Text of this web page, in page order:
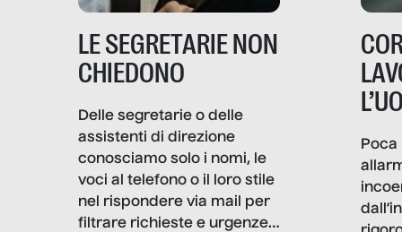
LE SEGRETARIE NON
CHIEDONO
Delle segretarie o delle
assistenti di direzione
conosciamo solo i nomi, le
voci al telefono o il loro stile
nel rispondere via mail per
filtrare richieste e urgenze. I